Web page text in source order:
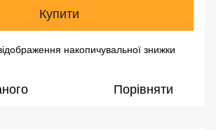
Купити
накопичувальної знижки
Порівняти